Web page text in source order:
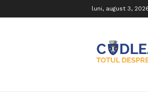
luni, august 3,
Info